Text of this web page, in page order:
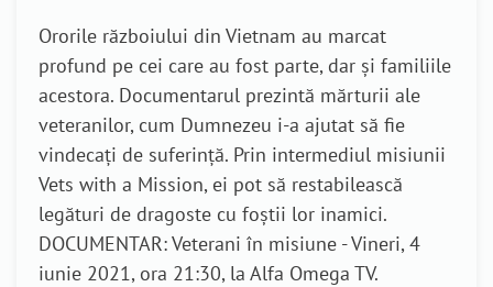
Ororile războiului din Vietnam au marcat
profund pe cei care au fost parte, dar și familiile
acestora. Documentarul prezintă mărturii ale
veteranilor, cum Dumnezeu i-a ajutat să fie
vindecați de suferință. Prin intermediul misiunii
Vets with a Mission, ei pot să restabilească
legături de dragoste cu foștii lor inamici.
DOCUMENTAR: Veterani în misiune - Vineri, 4
iunie 2021, ora 21:30, la Alfa Omega TV.